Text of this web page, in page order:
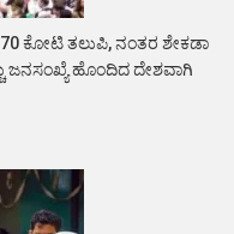
ಕೋಟಿ ತಲುಪಿ, ನಂತರ ಶೇಕಡಾ
ಜನಸಂಖ್ಯೆ ಹೊಂದಿದ ದೇಶವಾಗಿ